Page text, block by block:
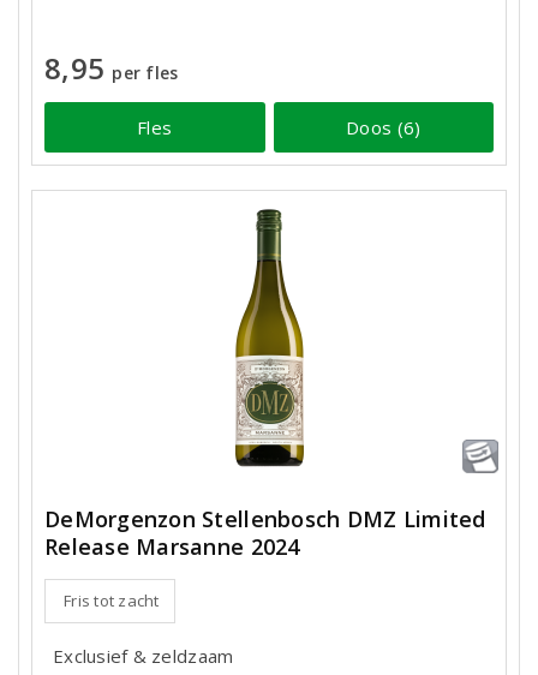
8,95 per fles
Fles Doos (6)
DeMorgenzon Stellenbosch DMZ Limited
Release Marsanne 2024
Fris tot zacht
Exclusief & zeldzaam